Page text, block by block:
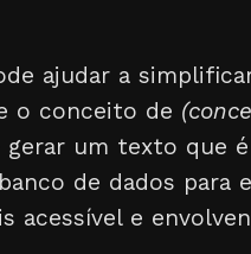
ajudar a
o conceito de
um texto que
de dados para
acessível e